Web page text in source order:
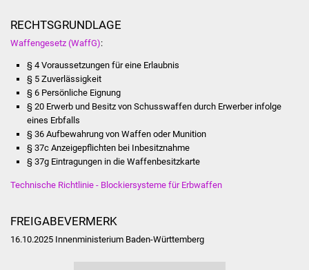
Stadtseniorenrat
Sommerwochen für
Pflegeheim
RECHTSGRUNDLAGE
Waffengesetz (WaffG):
§ 4 Voraussetzungen für eine Erlaubnis
§ 5 Zuverlässigkeit
§ 6 Persönliche Eignung
§ 20 Erwerb und Besitz von Schusswaffen durch Erwerber infolge
eines Erbfalls
§ 36 Aufbewahrung von Waffen oder Munition
§ 37c Anzeigepflichten bei Inbesitznahme
§ 37g Eintragungen in die Waffenbesitzkarte
Technische Richtlinie - Blockiersysteme für Erbwaffen
FREIGABEVERMERK
16.10.2025 Innenministerium Baden-Württemberg